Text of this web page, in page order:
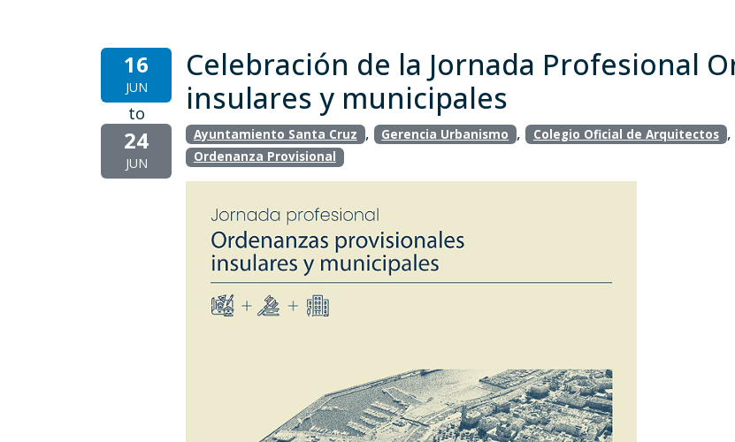
16
JUN
to
24
JUN
Celebración de la Jornada Profesional
insulares y municipales
Ayuntamiento Santa Cruz , Gerencia Urbanismo , Colegio Oficial de Arquitectos ,
Ordenanza Provisional